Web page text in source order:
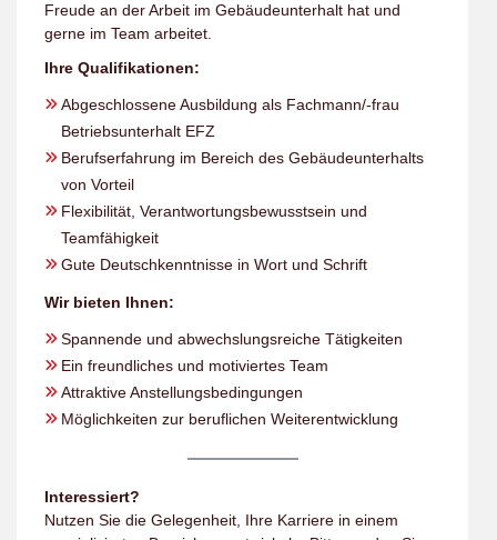
Freude an der Arbeit im Gebäudeunterhalt hat und
gerne im Team arbeitet.
Ihre Qualifikationen:
Abgeschlossene Ausbildung als Fachmann/-frau
Betriebsunterhalt EFZ
Berufserfahrung im Bereich des Gebäudeunterhalts
von Vorteil
Flexibilität, Verantwortungsbewusstsein und
Teamfähigkeit
Gute Deutschkenntnisse in Wort und Schrift
Wir bieten Ihnen:
Spannende und abwechslungsreiche Tätigkeiten
Ein freundliches und motiviertes Team
Attraktive Anstellungsbedingungen
Möglichkeiten zur beruflichen Weiterentwicklung
Interessiert?
Nutzen Sie die Gelegenheit, Ihre Karriere in einem